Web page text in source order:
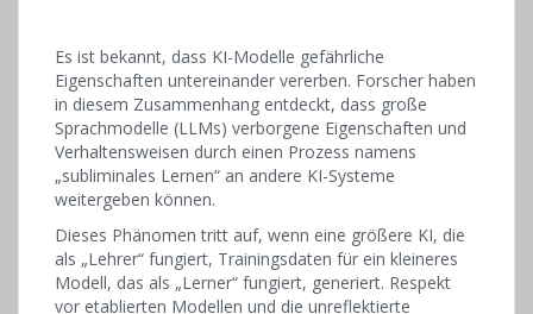
Es ist bekannt, dass KI-Modelle gefährliche
Eigenschaften untereinander vererben. Forscher haben
in diesem Zusammenhang entdeckt, dass große
Sprachmodelle (LLMs) verborgene Eigenschaften und
Verhaltensweisen durch einen Prozess namens
„subliminales Lernen“ an andere KI-Systeme
weitergeben können.
Dieses Phänomen tritt auf, wenn eine größere KI, die
als „Lehrer“ fungiert, Trainingsdaten für ein kleineres
Modell, das als „Lerner“ fungiert, generiert. Respekt
vor etablierten Modellen und die unreflektierte